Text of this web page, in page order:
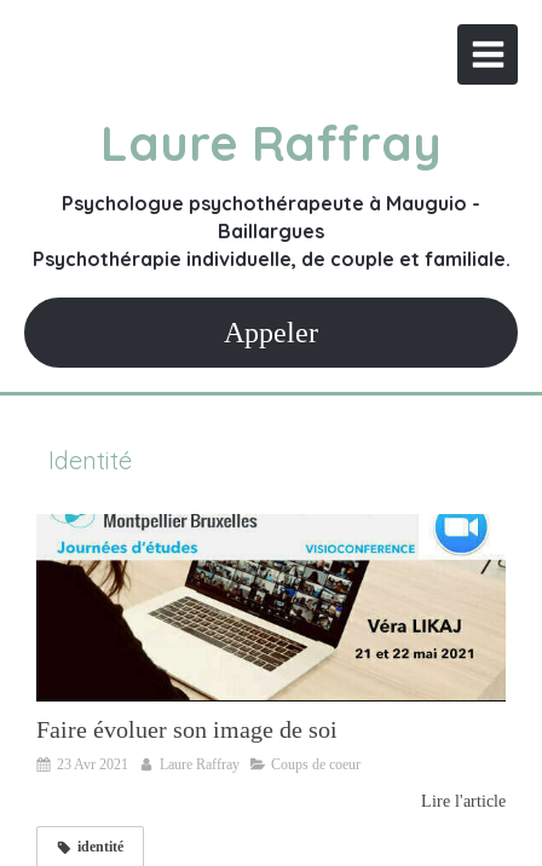
Laure Raffray
Psychologue psychothérapeute à Mauguio -
Baillargues
Psychothérapie individuelle, de couple et familiale.
Appeler
Identité
Faire évoluer son image de soi
23 Avr 2021 Laure Raffray Coups de coeur
Lire l'article
identité